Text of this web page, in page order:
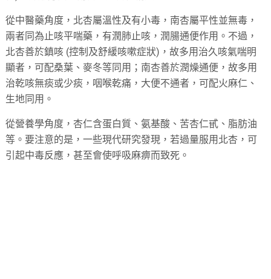
從中醫藥角度，北杏屬溫性及有小毒，南杏屬平性並無毒，
兩者同為止咳平喘藥，有潤肺止咳，潤腸通便作用。不過，
北杏善於鎮咳 (控制及舒緩咳嗽症狀)，故多用治久咳氣喘明
顯者，可配桑葉、麥冬等同用；南杏善於潤燥通便，故多用
治乾咳無痰或少痰，咽喉乾痛，大便不通者，可配火麻仁、
生地同用。
從營養學角度，杏仁含蛋白質、氨基酸、苦杏仁甙、脂肪油
等。要注意的是，一些現代研究發現，若過量服用北杏，可
引起中毒反應，甚至會使呼吸麻痹而致死。